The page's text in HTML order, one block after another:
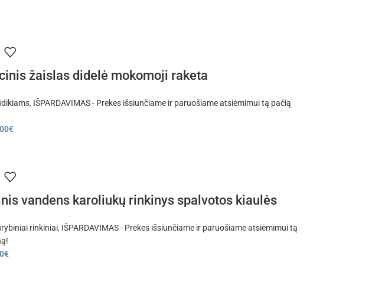
žaislas didelė mokomoji raketa
, IŠPARDAVIMAS - Prekes išsiunčiame ir paruošiame atsiėmimui tą pačią
€
vandens karoliukų rinkinys spalvotos kiaulės
rinkiniai, IŠPARDAVIMAS - Prekes išsiunčiame ir paruošiame atsiėmimui tą
€